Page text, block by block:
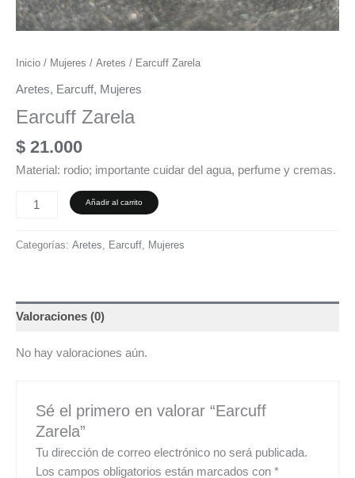
Inicio / Mujeres / Aretes / Earcuff Zarela
Aretes, Earcuff, Mujeres
Earcuff Zarela
$ 21.000
Material: rodio; importante cuidar del agua, perfume y cremas.
Añadir al carrito
Categorías: Aretes, Earcuff, Mujeres
Valoraciones (0)
No hay valoraciones aún.
Sé el primero en valorar “Earcuff
Zarela”
Tu dirección de correo electrónico no será publicada.
Los campos obligatorios están marcados con*